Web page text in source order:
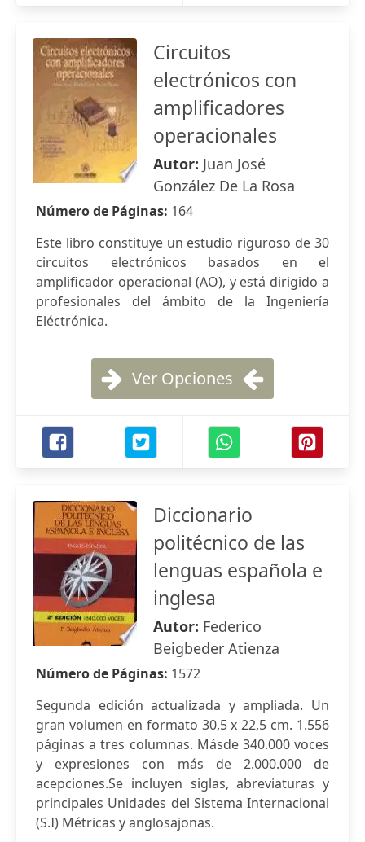
Circuitos
electrónicos con
amplificadores
operacionales
Autor: Juan José
González De La Rosa
Número de Páginas: 164
Este libro constituye un estudio riguroso de 30
circuitos electrónicos basados en el
amplificador operacional (AO), y está dirigido a
profesionales del ámbito de la Ingeniería
Eléctrónica.
Ver Opciones
Diccionario
politécnico de las
lenguas española e
inglesa
Autor: Federico
Beigbeder Atienza
Número de Páginas: 1572
Segunda edición actualizada y ampliada. Un
gran volumen en formato 30,5 x 22,5 cm. 1.556
páginas a tres columnas. Másde 340.000 voces
y expresiones con más de 2.000.000 de
acepciones.Se incluyen siglas, abreviaturas y
principales Unidades del Sistema Internacional
(S.I) Métricas y anglosajonas.